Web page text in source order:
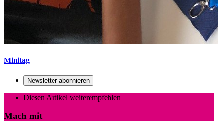
Minitag
Newsletter abonnieren
Diesen Artikel weiterempfehlen
Mach mit